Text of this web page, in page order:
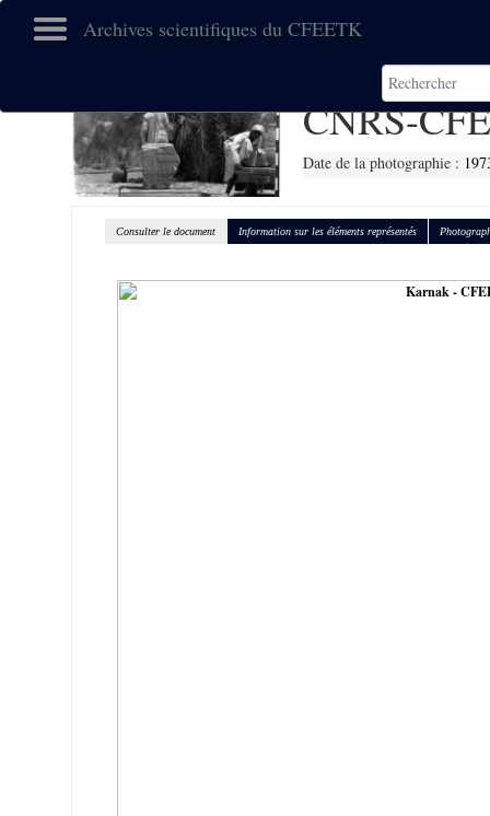
Archives scientifiques du CFEETK
CNRS-
Date de la photographie :
Consulter le document Information sur les éléments représentés